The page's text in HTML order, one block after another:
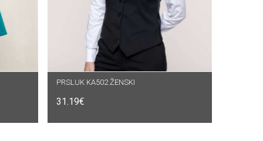
PRSLUK KA502 ŽENSKI
31.19€
ODABERI OPCIJE